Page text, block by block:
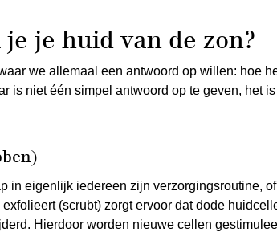
je huid van de zon?
we allemaal een antwoord op willen: hoe
is niet één simpel antwoord op te geven, het
in eigenlijk iedereen zijn verzorgingsroutine,
(scrubt) zorgt ervoor dat dode
Hierdoor worden nieuwe cellen